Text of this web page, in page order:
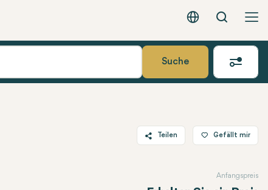
Deutsch - EUR
Suche
Suche
Teilen Gefällt mir
Anfangspreis